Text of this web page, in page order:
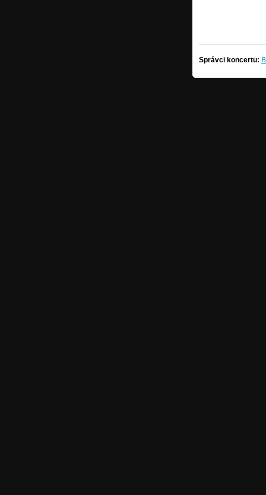
Správci koncertu: